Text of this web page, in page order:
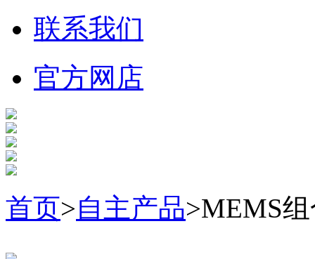
联系我们
官方网店
首页>自主产品>MEMS